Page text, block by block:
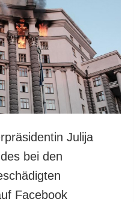
Julija
bei den
Facebook